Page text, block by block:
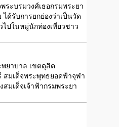
ระบรมวงศ์เธอกรมพระยา
ด้รับการยกย่องว่าเป็นวัด
ปในหมู่นักท่องเที่ยวชาว
ยาบาล เขตดุสิต
สมเด็จพระพุทธยอดฟ้าจุฬา
มเด็จเจ้าฟ้ากรมพระยา